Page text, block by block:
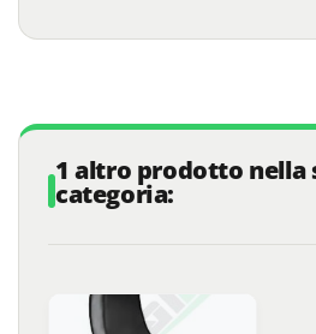
1 altro prodotto nella
categoria: